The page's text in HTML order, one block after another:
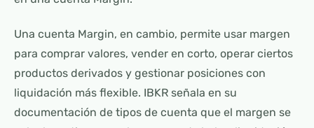
Una cuenta Margin, en cambio, permite usar margen
para comprar valores, vender en corto, operar ciertos
productos derivados y gestionar posiciones con
liquidación más flexible. IBKR señala en su
documentación de tipos de cuenta que el margen se